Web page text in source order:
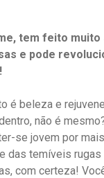
tem feito
e pode
é beleza e
não é
se jovem por
das temíveis rugas
com certeza!